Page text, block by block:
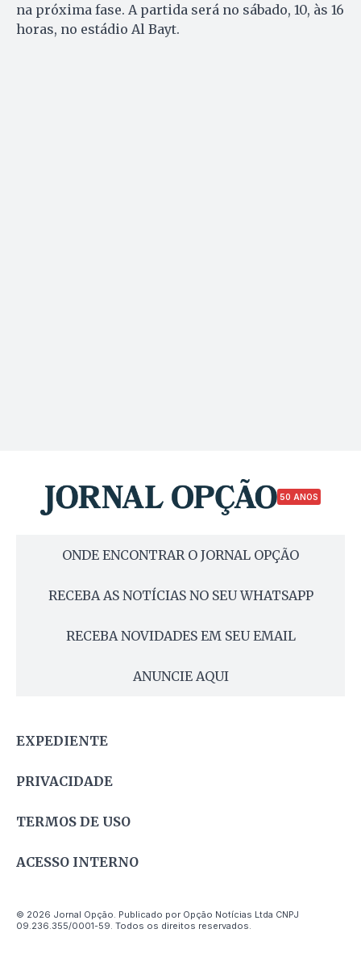
na próxima fase. A partida será no sábado, 10, às 16
horas, no estádio Al Bayt.
50 ANOS
ONDE ENCONTRAR O JORNAL OPÇÃO
RECEBA AS NOTÍCIAS NO SEU WHATSAPP
RECEBA NOVIDADES EM SEU EMAIL
ANUNCIE AQUI
EXPEDIENTE
PRIVACIDADE
TERMOS DE USO
ACESSO INTERNO
© 2026 Jornal Opção. Publicado por Opção Notícias Ltda CNPJ
09.236.355/0001-59. Todos os direitos reservados.